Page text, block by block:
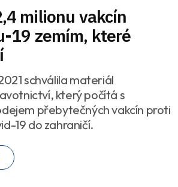
milionu vakcín
19 zemím, které
schválila materiál
který počítá s
přebytečných vakcín proti
19 do zahraničí.